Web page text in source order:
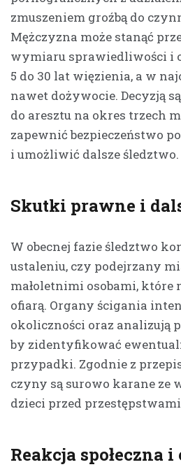
zmuszeniem groźbą do
Mężczyzna może stanąć
wymiaru sprawiedliwości i
5 do 30 lat więzienia, a w
nawet dożywocie. Decyzją
do aresztu na okres trzech
zapewnić bezpieczeństwo
i umożliwić dalsze śledztwo.
Skutki prawne i
W obecnej fazie śledztwo
ustaleniu, czy podejrzany
małoletnimi osobami, które
ofiarą. Organy ścigania
okoliczności oraz analizują
by zidentyfikować
przypadki. Zgodnie z
czyny są surowo karane ze
dzieci przed
Reakcja społeczna